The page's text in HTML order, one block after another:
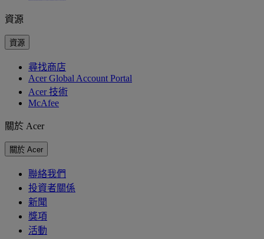
資源
資源
尋找商店
Acer Global Account Portal
Acer 技術
McAfee
關於 Acer
關於 Acer
聯絡我們
投資者關係
新聞
獎項
活動